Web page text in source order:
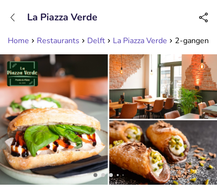
Disponible jusqu'à 23:00 heures
Home Restaurants Delft La Piazza Verde 2-gangen
La Piazza Verde